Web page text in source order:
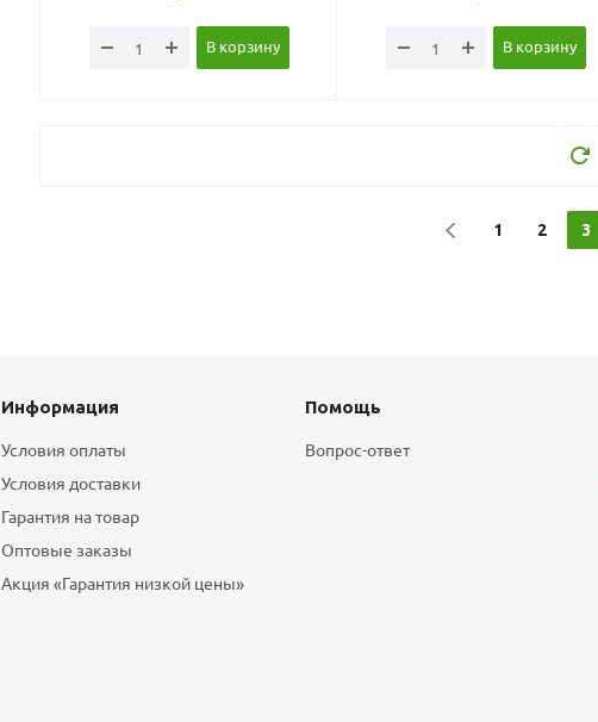
В корзину В корзину
1 2 3
Информация
Условия оплаты
Условия доставки
Гарантия на товар
Оптовые заказы
Акция «Гарантия низкой цены»
Помощь
Вопрос-ответ